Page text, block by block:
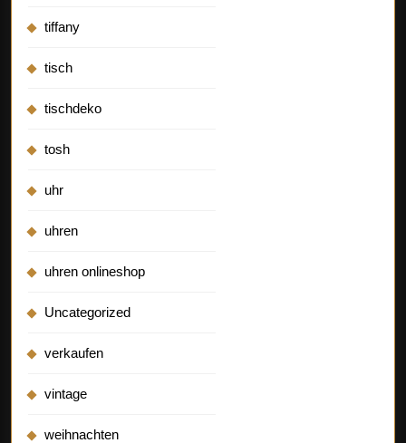
tiffany
tisch
tischdeko
tosh
uhr
uhren
uhren onlineshop
Uncategorized
verkaufen
vintage
weihnachten